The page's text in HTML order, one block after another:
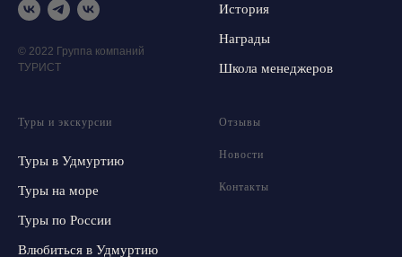
© 2022 Группа компаний
ТУРИСТ
История
Награды
Школа менеджеров
Туры и экскурсии
Туры в Удмуртию
Туры на море
Туры по России
Влюбиться в Удмуртию
Отзывы
Новости
Контакты